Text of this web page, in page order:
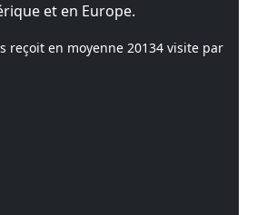
et en Europe.
reçoit en moyenne 20134 visite par